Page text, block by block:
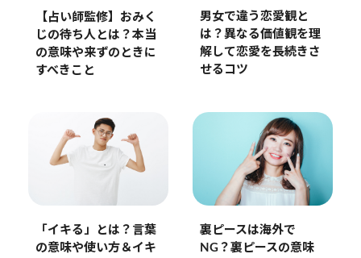
【占い師監修】おみく
じの待ち人とは？本当
の意味や来ずのときに
すべきこと
男女で違う恋愛観と
は？異なる価値観を理
解して恋愛を長続きさ
せるコツ
「イキる」とは？言葉
の意味や使い方＆イキ
裏ピースは海外で
NG？裏ピースの意味